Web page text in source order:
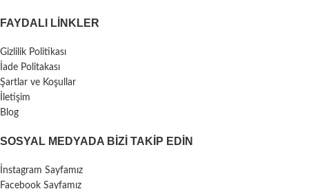
FAYDALI LİNKLER
Gizlilik Politikası
İade Politakası
Şartlar ve Koşullar
İletişim
Blog
SOSYAL MEDYADA BIZI TAKIP EDIN
İnstagram Sayfamız
Facebook Sayfamız